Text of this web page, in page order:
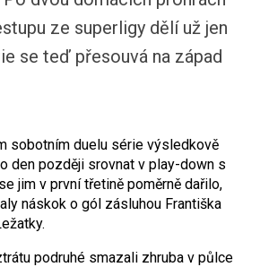
ze superligy dělí už jen
se teď přesouvá na západ
sobotním duelu série výsledkově
den později srovnat v play-down s
jim v první třetině poměrně dařilo,
náskok o gól zásluhou Františka
podruhé smazali zhruba v půlce